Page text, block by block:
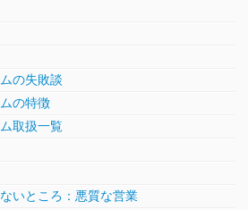
の失敗談
の特徴
取扱一覧
いところ：悪質な営業